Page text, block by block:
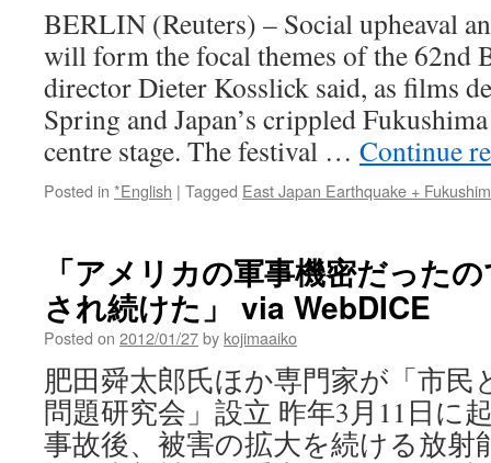
…’
via
pressofAtlanticCity
BERLIN (Reuters) – Social upheaval
will form the focal themes of the 62nd
director Dieter Kosslick said, as films
Spring and Japan’s crippled
centre stage. The festival … Continue
Posted in *English | Tagged East Japan Earthquake +
「アメリカの軍事機密だった
され続けた」 via WebDICE
Posted on 2012/01/27by kojimaaiko
肥田舜太郎氏ほか専門家が「市民
問題研究会」設立 昨年3月11日に
事故後、被害の拡大を続ける放射